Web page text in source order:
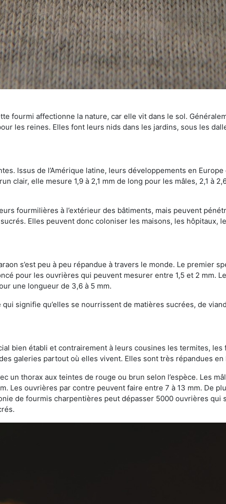
fourmi affectionne la nature, car elle vit dans le sol.
les reines. Elles font leurs nids dans les jardins, sous les
Issus de l’Amérique latine, leurs développements en
clair, elle mesure 1,9 à 2,1 mm de long pour les mâles, 2,1 à
fourmilières à l’extérieur des bâtiments, mais peuvent
Elles peuvent donc coloniser les maisons, les hôpitaux,
s’est peu à peu répandue à travers le monde. Le premier
pour les ouvrières qui peuvent mesurer entre 1,5 et 2 mm.
une longueur de 3,6 à 5 mm.
signifie qu’elles se nourrissent de matières sucrées, de
bien établi et contrairement à leurs cousines les termites,
galeries partout où elles vivent. Elles sont très répandues en
un thorax aux teintes de rouge ou brun selon l’espèce. Les
Les ouvrières par contre peuvent faire entre 7 à 13 mm. De
de fourmis charpentières peut dépasser 5000 ouvrières qui